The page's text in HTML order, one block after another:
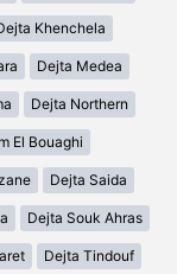
Khenchela
Dejta Medea
Dejta Northern
El Bouaghi
Dejta Saida
Dejta Souk Ahras
Dejta Tindouf